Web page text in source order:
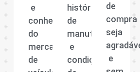
e
conhecedora
do
mercado
de
histórico
de
manutenção
e
condições
de
compra
seja
e